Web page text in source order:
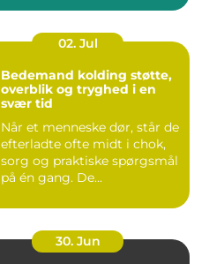
02. Jul
Bedemand kolding støtte,
overblik og tryghed i en
svær tid
Når et menneske dør, står de
efterladte ofte midt i chok,
sorg og praktiske spørgsmål
på én gang. De...
30. Jun